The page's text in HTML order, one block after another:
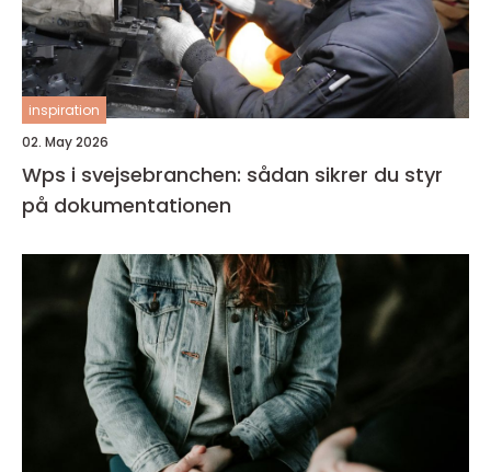
inspiration
02. May 2026
Wps i svejsebranchen: sådan sikrer du styr
på dokumentationen